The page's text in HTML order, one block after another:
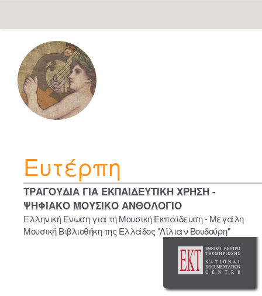
navigation
Ευτέρπη
ΤΡΑΓΟΥΔΙΑ ΓΙΑ ΕΚΠΑΙΔΕΥΤΙΚΗ ΧΡΗΣΗ -
ΨΗΦΙΑΚΟ ΜΟΥΣΙΚΟ ΑΝΘΟΛΟΓΙΟ
Ελληνική Ένωση για τη Μουσική Εκπαίδευση - Μεγάλη
Μουσική Βιβλιοθήκη της Ελλάδος "Λίλιαν Βουδούρη"